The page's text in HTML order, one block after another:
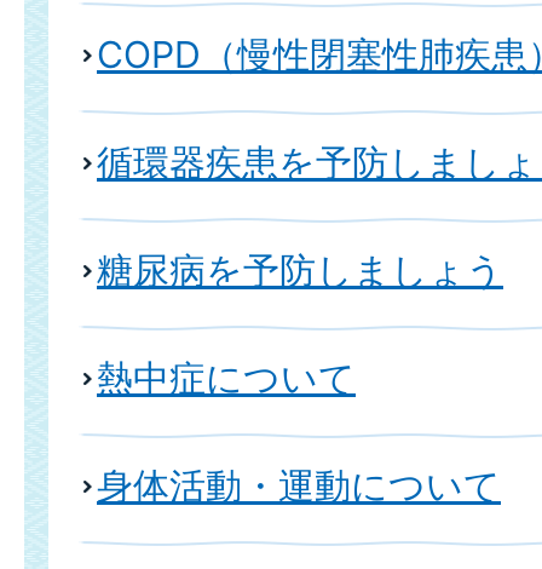
COPD（慢性閉塞性肺疾患
循環器疾患を予防しまし
糖尿病を予防しましょう
熱中症について
身体活動・運動について